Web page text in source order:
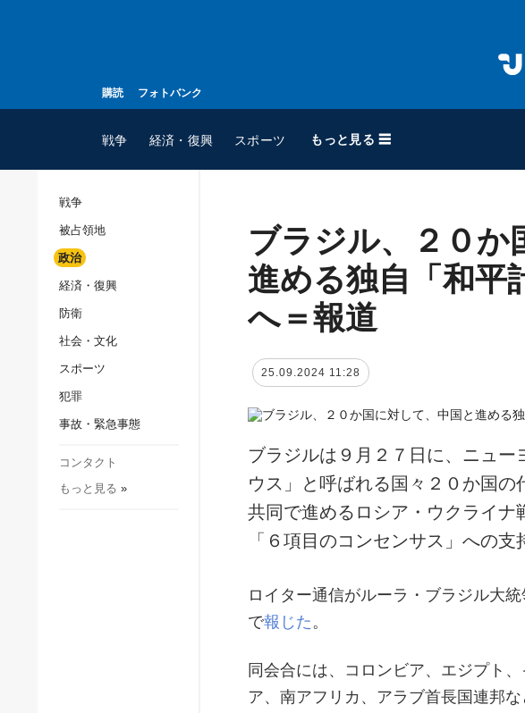
購読 フォトバンク
戦争 経済・復興 スポーツ もっと見る ☰
スポーツ
ウクルインフォルム
ウクルインフォルム
て
戦争
被占領地
政治
経済・復興
防衛
社会・文化
スポーツ
犯罪
事故・緊急事態
コンタクト
もっと見る »
ブラジル、２０か
進める独自「和平
へ＝報道
25.09.2024 11:28
ブラジルは９月２７日に、ニュ
ウス」と呼ばれる国々２０か国
共同で進めるロシア・ウクライ
「６項目のコンセンサス」への支
ロイター通信がルーラ・ブラジル大
で報じた 。
同会合には、コロンビア、エジプト
ア、南アフリカ、アラブ首長国連邦